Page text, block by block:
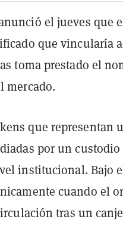
el jueves que
que vincularía
toma prestado el
mercado.
que representan
por un custodio
institucional. Bajo
cuando el
tras un